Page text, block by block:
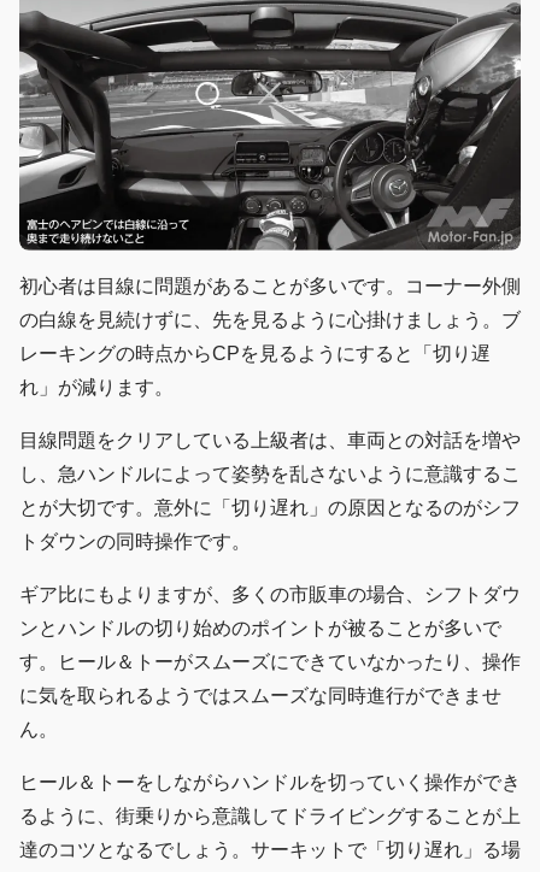
初心者は目線に問題があることが多いです。コーナー外側
の白線を見続けずに、先を見るように心掛けましょう。ブ
レーキングの時点からCPを見るようにすると「切り遅
れ」が減ります。
目線問題をクリアしている上級者は、車両との対話を増や
し、急ハンドルによって姿勢を乱さないように意識するこ
とが大切です。意外に「切り遅れ」の原因となるのがシフ
トダウンの同時操作です。
ギア比にもよりますが、多くの市販車の場合、シフトダウ
ンとハンドルの切り始めのポイントが被ることが多いで
す。ヒール＆トーがスムーズにできていなかったり、操作
に気を取られるようではスムーズな同時進行ができませ
ん。
ヒール＆トーをしながらハンドルを切っていく操作ができ
るように、街乗りから意識してドライビングすることが上
達のコツとなるでしょう。サーキットで「切り遅れ」る場